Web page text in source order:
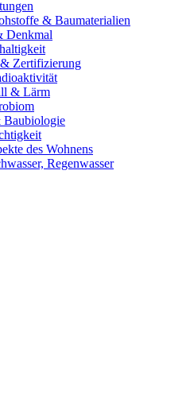
& Baumaterialien
Denkmal
Zertifizierung
& Lärm
Baubiologie
des Wohnens
Regenwasser